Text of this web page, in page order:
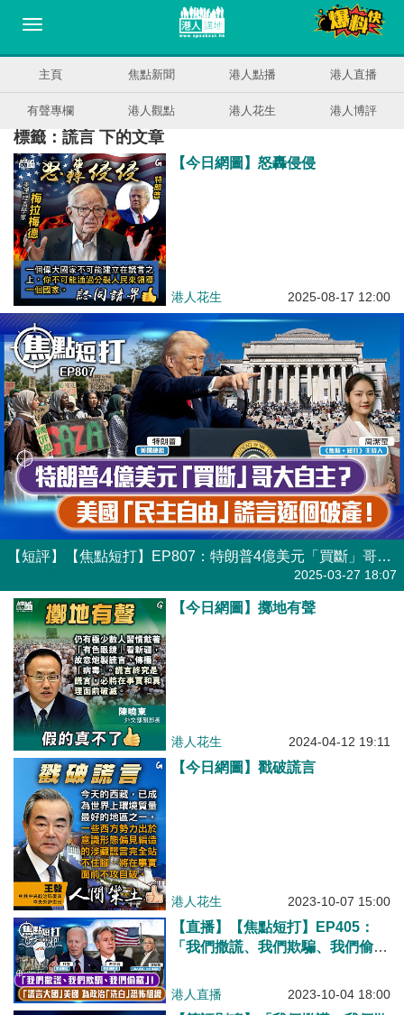
主頁 焦點新聞 港人點播 港人直播
有聲專欄 港人觀點 港人花生 港人博評
標籤：謊言 下的文章
【今日網圖】怒轟侵侵
港人花生 2025-08-17 12:00
【短評】【焦點短打】EP807：特朗普4億美元「買斷」哥大自主？ 美國「民主自由」謊言逐個破產！
2025-03-27 18:07
【今日網圖】擲地有聲
港人花生 2024-04-12 19:11
【今日網圖】戳破謊言
港人花生 2023-10-07 15:00
【直播】【焦點短打】EP405：
「我們撒謊、我們欺騙、我們偷
「洗白」恐怖組織
港人直播 2023-10-04 18:00